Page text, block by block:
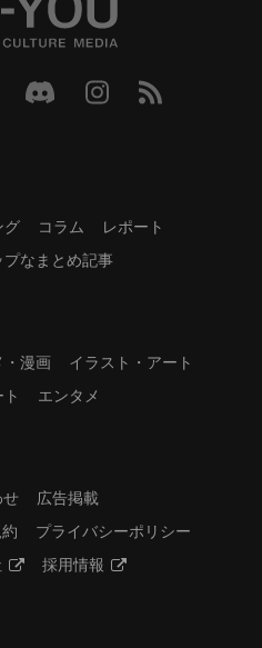
グ コラム
レポート
プなまとめ記事
・漫画
イラスト・アート
エンタメ
せ
広告掲載
プライバシーポリシー
採用情報